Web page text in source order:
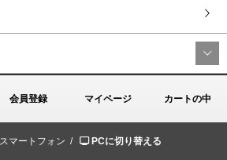
会員登録 マイページ カートの中
スマートフォン / PCに切り替える